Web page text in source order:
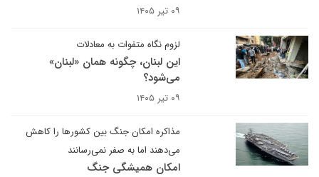
۰۹ تیر ۱۴۰۵
لزوم نگاه متفوات به معادلات
این لبنان، چگونه همان «لبنان»
می‌شود؟
۰۹ تیر ۱۴۰۵
مذاکره امکان جنگ بین کشورها را کاهش
می‌دهند اما به صفر نمی‌رسانند
امکان همیشگی جنگ